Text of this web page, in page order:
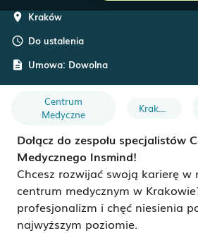
room Kraków
schedule Do ustalenia
description Umowa: Dowolna
Centrum
Medyczne
Dołącz do zespołu specjalistów
Medycznego Insmind!
Chcesz rozwijać swoją karierę w
centrum medycznym w
profesjonalizm i chęć niesienia
najwyższym poziomie.